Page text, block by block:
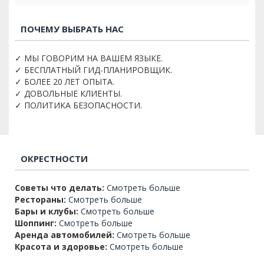
ПОЧЕМУ ВЫБРАТЬ НАС
✓ МЫ ГОВОРИМ НА ВАШЕМ ЯЗЫКЕ.
✓ БЕСПЛАТНЫЙ ГИД-ПЛАНИРОВЩИК.
✓ БОЛЕЕ 20 ЛЕТ ОПЫТА.
✓ ДОВОЛЬНЫЕ КЛИЕНТЫ.
✓ ПОЛИТИКА БЕЗОПАСНОСТИ.
ОКРЕСТНОСТИ
Советы что делать: Смотреть больше
Рестораны: Смотреть больше
Бары и клубы: Смотреть больше
Шоппинг: Смотреть больше
Аренда автомобилей: Смотреть больше
Красота и здоровье: Смотреть больше